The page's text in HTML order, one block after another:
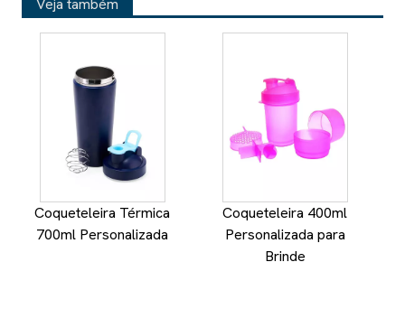
Veja também
Coqueteleira Térmica
700ml Personalizada
Coqueteleira 400ml
Personalizada para
Brinde